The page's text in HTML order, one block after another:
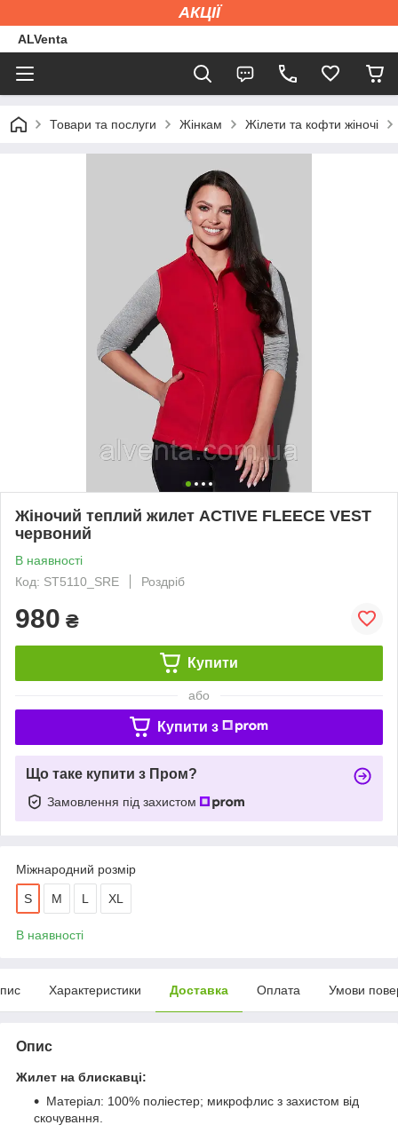
АКЦІЇ
ALVenta
Товари та послуги Жінкам Жілети та кофти жіночі
Жіночий теплий жилет ACTIVE FLEECE VEST
червоний
В наявності
Код: ST5110_SRE
Роздріб
980 ₴
Купити
або
Купити з
Що таке купити з Пром?
Замовлення під захистом
Міжнародний розмір
S M L XL
В наявності
Характеристики Доставка Оплата Умови
Опис
Жилет на блискавці:
Матеріал: 100% поліестер; микрофлис з захистом від
скочування.